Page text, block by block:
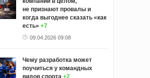
не признают провалы и
когда выгоднее сказать «как
есть» +7
09.04.2026 09:08
Чему разработка может
поучиться у командных